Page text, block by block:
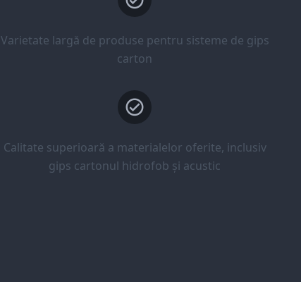
Varietate largă de produse pentru sisteme de gips
carton
Calitate superioară a materialelor oferite, inclusiv
gips cartonul hidrofob și acustic